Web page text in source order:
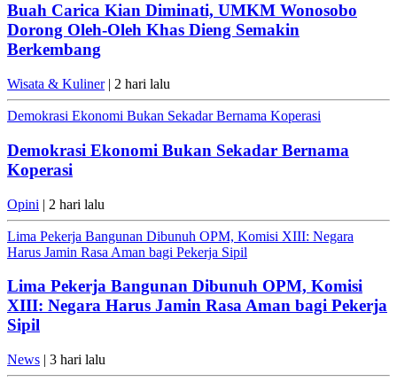
Buah Carica Kian Diminati, UMKM Wonosobo
Dorong Oleh-Oleh Khas Dieng Semakin
Berkembang
Wisata & Kuliner| 2 hari lalu
Demokrasi Ekonomi Bukan Sekadar Bernama Koperasi
Demokrasi Ekonomi Bukan Sekadar Bernama
Koperasi
Opini | 2 hari lalu
Lima Pekerja Bangunan Dibunuh OPM, Komisi XIII: Negara
Harus Jamin Rasa Aman bagi Pekerja Sipil
Lima Pekerja Bangunan Dibunuh OPM, Komisi
XIII: Negara Harus Jamin Rasa Aman bagi Pekerja
Sipil
News | 3 hari lalu